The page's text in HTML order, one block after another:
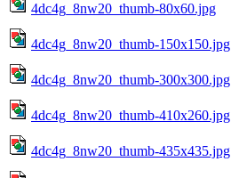
4dc4g_8nw20_thumb-80x60.jpg
4dc4g_8nw20_thumb-150x150.jpg
4dc4g_8nw20_thumb-300x300.jpg
4dc4g_8nw20_thumb-410x260.jpg
4dc4g_8nw20_thumb-435x435.jpg